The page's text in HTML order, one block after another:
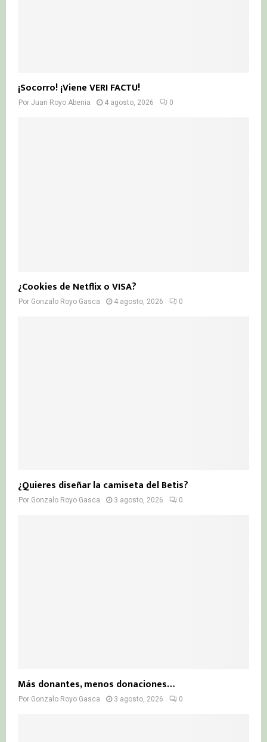
¡Socorro! ¡Viene VERI FACTU!
Por Juan Royo Abenia 4 agosto, 2026 0
¿Cookies de Netflix o VISA?
Por Gonzalo Royo Gasca 4 agosto, 2026 0
¿Quieres diseñar la camiseta del Betis?
Por Gonzalo Royo Gasca 3 agosto, 2026 0
Más donantes, menos donaciones…
Por Gonzalo Royo Gasca 3 agosto, 2026 0